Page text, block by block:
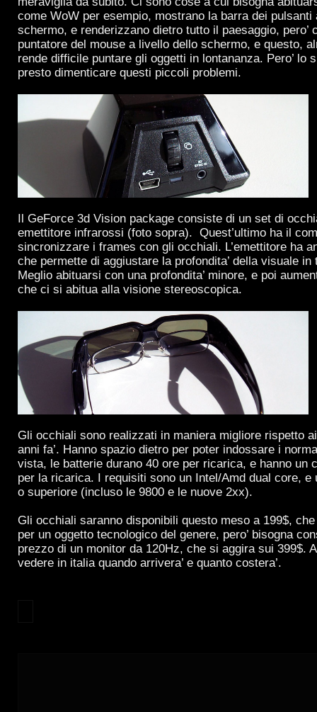
come WoW per esempio, mostrano la barra dei pulsanti
schermo, e renderizzano dietro tutto il paesaggio, pero’
puntatore del mouse a livello dello schermo, e questo,
rende difficile puntare gli oggetti in lontananza. Pero’ lo
presto dimenticare questi piccoli problemi.
Il GeForce 3d Vision package consiste di un set di
emettitore infrarossi (foto sopra). Quest’ultimo ha il
sincronizzare i frames con gli occhiali. L’emettitore ha
che permette di aggiustare la profondita’ della visuale in
Meglio abituarsi con una profondita’ minore, e poi
che ci si abitua alla visione stereoscopica.
Gli occhiali sono realizzati in maniera migliore rispetto
anni fa’. Hanno spazio dietro per poter indossare i
vista, le batterie durano 40 ore per ricarica, e hanno un
per la ricarica. I requisiti sono un Intel/Amd dual core, e
o superiore (incluso le 9800 e le nuove 2xx).
Gli occhiali saranno disponibili questo meso a 199$, che
per un oggetto tecnologico del genere, pero’ bisogna
prezzo di un monitor da 120Hz, che si aggira sui 399$.
vedere in italia quando arrivera’ e quanto costera’.